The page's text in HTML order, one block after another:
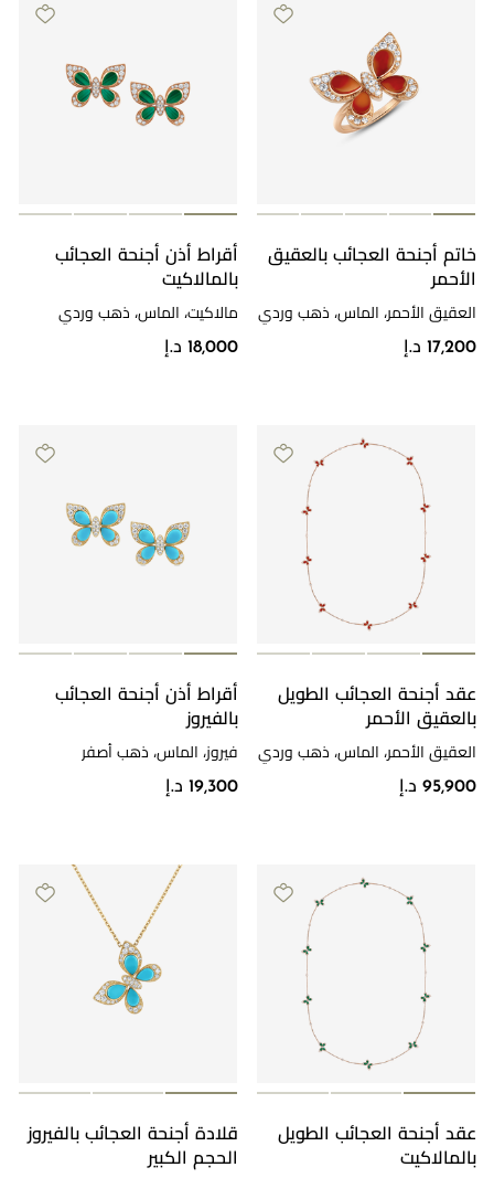
خاتم أجنحة العجائب بالعقيق
الأحمر
العقيق الأحمر، الماس، ذهب وردي
17,200 د.إ
أقراط أذن أجنحة العجائب
بالمالاكيت
مالاكيت، الماس، ذهب وردي
18,000 د.إ
عقد أجنحة العجائب الطويل
بالعقيق الأحمر
العقيق الأحمر، الماس، ذهب وردي
95,900 د.إ
أقراط أذن أجنحة العجائب
بالفيروز
فيروز، الماس، ذهب أصفر
19,300 د.إ
عقد أجنحة العجائب الطويل
بالمالاكيت
قلادة أجنحة العجائب بالفيروز
الحجم الكبير